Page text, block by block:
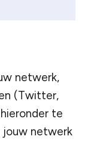
netwerk,
(Twitter,
te
netwerk